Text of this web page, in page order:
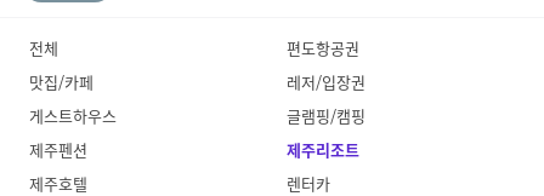
전체
편도항공권
맛집/카페
레저/입장권
게스트하우스
글램핑/캠핑
제주펜션
제주리조트
제주호텔
렌터카